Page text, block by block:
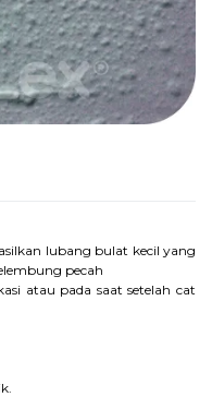
lubang bulat kecil yang
pecah
atau pada saat setelah cat